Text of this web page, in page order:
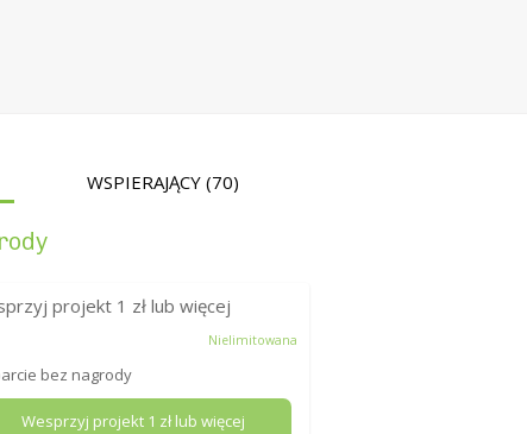
WSPIERAJĄCY(70)
projekt 1 zł lub więcej
Nielimitowana
bez nagrody
Wesprzyj projekt 1 zł lub więcej